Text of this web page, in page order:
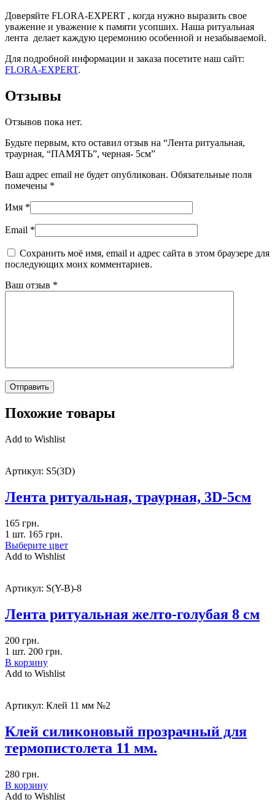
Доверяйте FLORA-EXPERT , когда нужно выразить свое
уважение и уважение к памяти усопших. Наша ритуальная
лента делает каждую церемонию особенной и незабываемой.
Для подробной информации и заказа посетите наш сайт:
FLORA-EXPERT.
Отзывы
Отзывов пока нет.
Будьте первым, кто оставил отзыв на “Лента ритуальная,
траурная, “ПАМЯТЬ”, черная- 5см”
Ваш адрес email не будет опубликован. Обязательные поля
помечены *
Имя *
Email *
Сохранить моё имя, email и адрес сайта в этом браузере для
последующих моих комментариев.
Ваш отзыв *
Похожие товары
Add to Wishlist
Артикул: S5(3D)
Лента ритуальная, траурная, 3D-5см
165 грн.
1 шт. 165 грн.
Выберите цвет
Add to Wishlist
Артикул: S(Y-B)-8
Лента ритуальная желто-голубая 8 см
200 грн.
1 шт. 200 грн.
В корзину
Add to Wishlist
Артикул: Клей 11 мм №2
Клей силиконовый прозрачный для
термопистолета 11 мм.
280 грн.
В корзину
Add to Wishlist